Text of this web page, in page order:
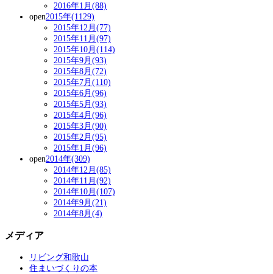
2016年1月(88)
open2015年(1129)
2015年12月(77)
2015年11月(97)
2015年10月(114)
2015年9月(93)
2015年8月(72)
2015年7月(110)
2015年6月(96)
2015年5月(93)
2015年4月(96)
2015年3月(90)
2015年2月(95)
2015年1月(96)
open2014年(309)
2014年12月(85)
2014年11月(92)
2014年10月(107)
2014年9月(21)
2014年8月(4)
メディア
リビング和歌山
住まいづくりの本